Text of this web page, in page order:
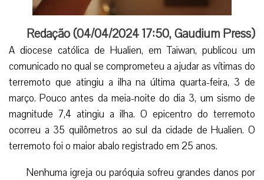
Redação (04/04/2024 17:50, Gaudium Press)
A diocese católica de Hualien, em Taiwan, publicou um
comunicado no qual se comprometeu a ajudar as vítimas do
terremoto que atingiu a ilha na última quarta-feira, 3 de
março.Pouco antes da meia-noite do dia 3, um sismo de
magnitude 7,4 atingiu a ilha. O epicentro do terremoto
ocorreu a 35 quilômetros ao sul da cidade de Hualien. O
terremoto foi o maior abalo registrado em 25 anos.
Nenhuma igreja ou paróquia sofreu grandes danos por